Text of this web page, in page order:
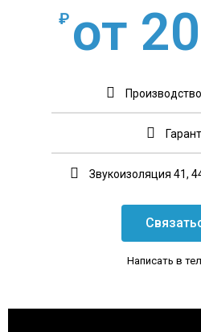
₽ от
Звукоизоляция 41,
Написать в